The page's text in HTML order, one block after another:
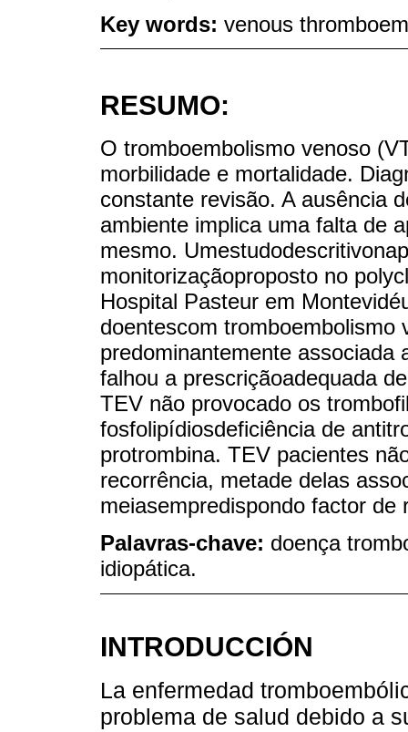
Key words: venous
RESUMO:
O tromboembolismo venoso
morbilidade e mortalidade.
constante revisão. A ausência
ambiente implica uma falta de
mesmo.
monitorizaçãoproposto no
Hospital Pasteur em
doentescom tromboembolismo
predominantemente associada
falhou a prescriçãoadequada
TEV não provocado os
fosfolipídiosdeficiência de
protrombina. TEV pacientes
recorrência, metade delas
meiasempredispondo factor de
Palavras-chave: doença
idiopática.
INTRODUCCIÓN
La enfermedad
problema de salud debido a